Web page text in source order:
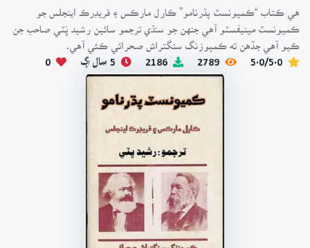
هي ڪتاب “ڪميونسٽ پڌرنامو” ڪارل مارڪس ۽ فريڊرڪ اينجلس جو
ڪميونسٽ مينيفسٽو آهي جنهن جو سنڌي ترجمو سائين رشيد ڀَٽي صاحب جن
ڪيو آهي جڏهن ته ڪمپوزنگ سنگتراش صحرائي ڪئي آهي.
5.0/5.0
2789
2186 5 سال اڳ 0